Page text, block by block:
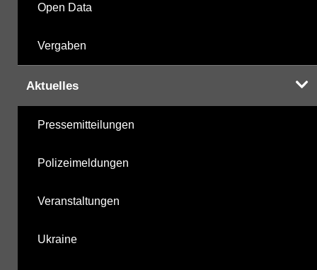
Open Data
Vergaben
Aktuelles
Pressemitteilungen
Polizeimeldungen
Veranstaltungen
Ukraine